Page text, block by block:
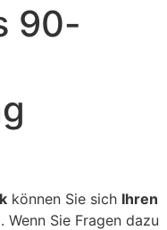
90-
können Sie sich Ihren
. Wenn Sie Fragen dazu